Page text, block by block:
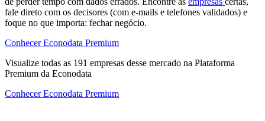
fale direto com os decisores (com e-mails e telefones validados) e
foque no que importa: fechar negócio.
Conhecer Econodata Premium
Visualize todas as 191 empresas desse mercado na Plataforma
Premium da Econodata
Conhecer Econodata Premium